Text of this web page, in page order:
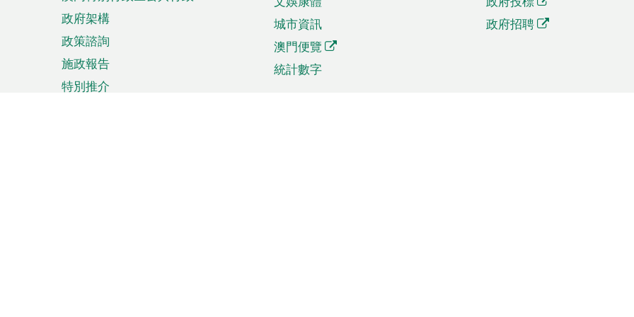
政府架構
政策諮詢
施政報告
特別推介
城市資訊
澳門便覽
統計數字
政府招聘